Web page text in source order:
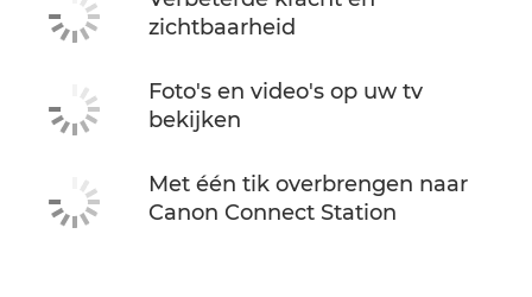
zichtbaarheid
Foto's en video's op uw tv
bekijken
Met één tik overbrengen naar
Canon Connect Station